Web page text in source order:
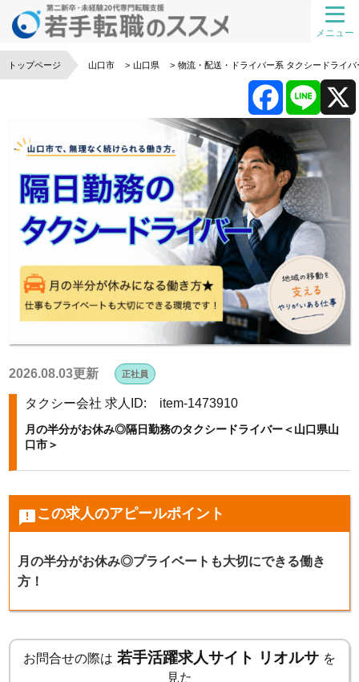
メニュー
トップページ 山口市 山口県 物流・配送・ドライバー系 タクシードライバ
2026.08.03更新 正社員
タクシー会社 求人ID: item-1473910
月の半分がお休み◎隔日勤務のタクシードライバー＜山口県山
口市＞
announcement この求人のアピールポイント
月の半分がお休み◎プライベートも大切にできる働き
方！
お問合せの際は 若手活躍求人サイト リオルサ を
見た
F
a
c
e
b
o
L
i
n
e